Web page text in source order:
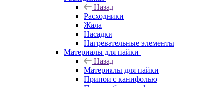
Назад
Расходники
Жала
Насадки
Нагревательные элементы
Материалы для пайки
Назад
Материалы для пайки
Припои с канифолью